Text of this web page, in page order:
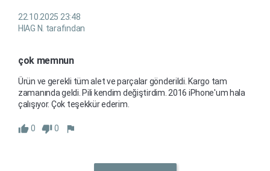
22.10.2025 23:48
HIAG N. tarafından
çok memnun
Ürün ve gerekli tüm alet ve parçalar gönderildi. Kargo tam
zamanında geldi. Pili kendim değiştirdim. 2016 iPhone'um hala
çalışıyor. Çok teşekkür ederim.
0 0